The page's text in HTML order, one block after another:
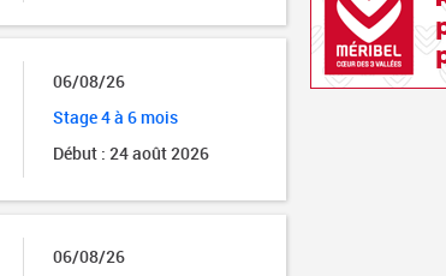
06/08/26
Stage 4 à 6 mois
Début : 24 août 2026
06/08/26